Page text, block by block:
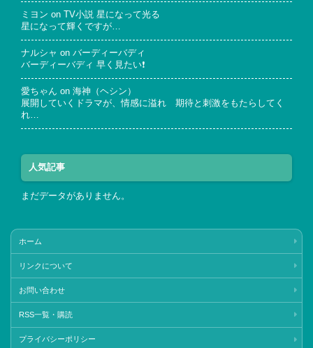
ミヨン on TV小説 星になって光る
星になって輝くですが…
ナルシャ on バーディーバディ
バーディーバディ 早く見たい❗
愛ちゃん on 海神（ヘシン）
展開していくドラマが、情感に溢れ 期待と刺激をもたらしてく
れ…
人気記事
まだデータがありません。
ホーム
リンクについて
お問い合わせ
RSS一覧・購読
プライバシーポリシー